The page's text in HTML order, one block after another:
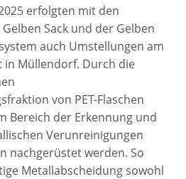
erfolgten mit den
Sack und der Gelben
auch Umstellungen am
Müllendorf. Durch die
von PET-Flaschen
Bereich der Erkennung und
Verunreinigungen
nachgerüstet werden. So
Metallabscheidung sowohl